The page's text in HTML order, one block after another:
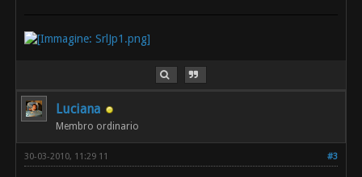
Luciana
Membro ordinario
#3
30-03-2010, 11:29 11